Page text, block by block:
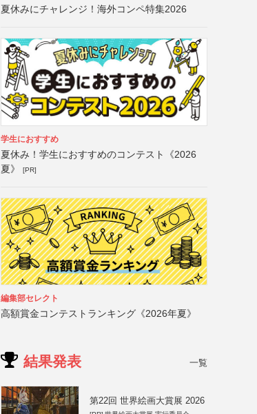
夏休みにチャレンジ！海外コンペ特集2026
学生におすすめ
夏休み！学生におすすめのコンテスト《2026
夏》
[PR]
編集部セレクト
高額賞金コンテストランキング《2026年夏》
結果発表 一覧
第22回 世界絵画大賞展 2026